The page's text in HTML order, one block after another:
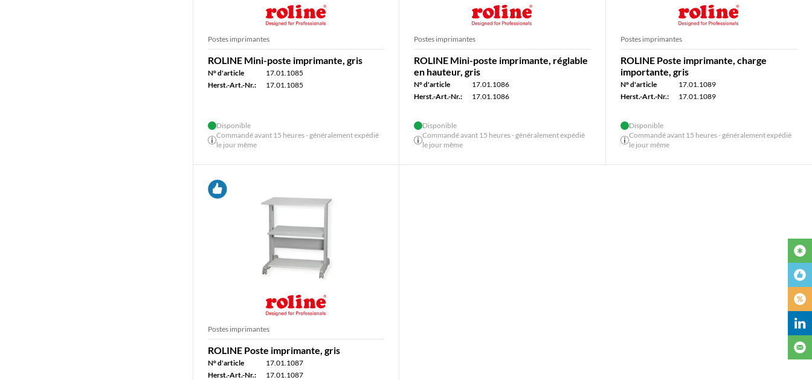
Postes imprimantes
ROLINE Mini-poste imprimante, gris
N° d'article
17.01.1085
Herst.-Art.-Nr.:
17.01.1085
Disponible
Commandé avant 15 heures - généralement expédié
le jour même
Postes imprimantes
ROLINE Mini-poste imprimante, réglable
en hauteur, gris
N° d'article
17.01.1086
Herst.-Art.-Nr.:
17.01.1086
Disponible
Commandé avant 15 heures - généralement expédié
le jour même
Postes imprimantes
ROLINE Poste imprimante, charge
importante, gris
N° d'article
17.01.1089
Herst.-Art.-Nr.:
17.01.1089
Disponible
Commandé avant 15 heures - généralement expédié
le jour même
Postes imprimantes
ROLINE Poste imprimante, gris
N° d'article
17.01.1087
Herst.-Art.-Nr.:
17.01.1087